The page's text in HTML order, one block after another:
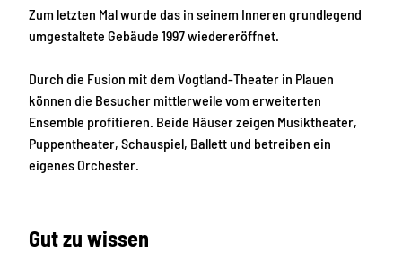
Zum letzten Mal wurde das in seinem Inneren grundlegend
umgestaltete Gebäude 1997 wiedereröffnet.
Durch die Fusion mit dem Vogtland-Theater in Plauen
können die Besucher mittlerweile vom erweiterten
Ensemble profitieren. Beide Häuser zeigen Musiktheater,
Puppentheater, Schauspiel, Ballett und betreiben ein
eigenes Orchester.
Gut zu wissen